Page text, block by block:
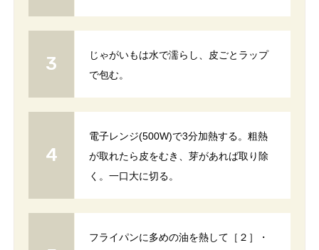
じゃがいもは水で濡らし、皮ごとラップ
で包む。
電子レンジ(500W)で3分加熱する。粗熱
が取れたら皮をむき、芽があれば取り除
く。一口大に切る。
フライパンに多めの油を熱して［２］・